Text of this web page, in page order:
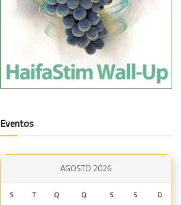
Eventos
AGOSTO 2026
S T Q Q S S D